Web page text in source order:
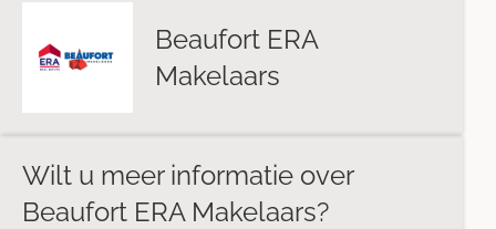
Beaufort ERA
Makelaars
Wilt u meer informatie over
Beaufort ERA Makelaars?